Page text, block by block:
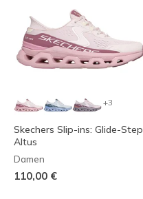
+3
Skechers Slip-ins: Glide-Step
Altus
Damen
110,00 €